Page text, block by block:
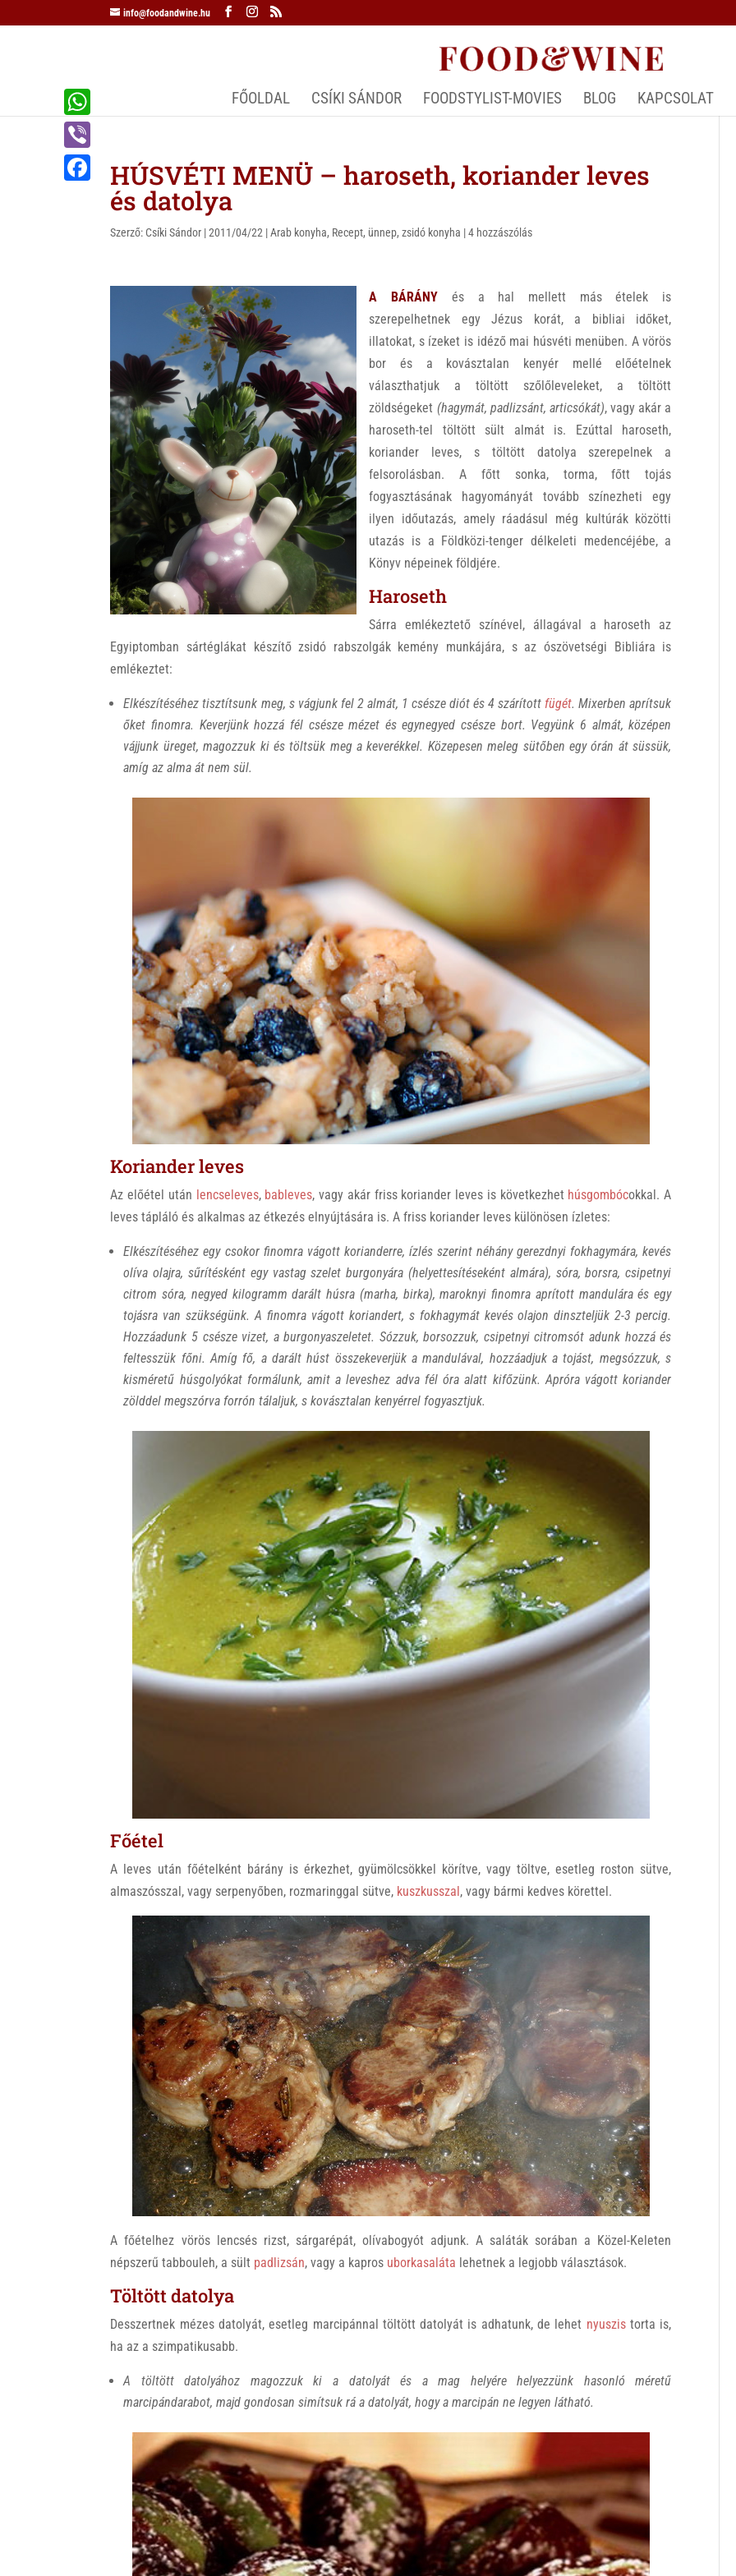
info@foodandwine.hu
FŐOLDAL CSÍKI SÁNDOR FOODSTYLIST-MOVIES BLOG KAPCSOLAT
HÚSVÉTI MENÜ – haroseth, koriander leves
és datolya
Szerző: Csíki Sándor |2011/04/22 |Arab konyha, Recept, ünnep,zsidó konyha |4 hozzászólás
A BÁRÁNY és a hal mellett más ételek is
szerepelhetnek egy Jézus korát, a bibliai időket,
illatokat, s ízeket is idéző mai húsvéti menüben. A vörös
bor és a kovásztalan kenyér mellé előételnek
választhatjuk a töltött szőlőleveleket, a töltött
zöldségeket (hagymát, padlizsánt, articsókát), vagy akár a
haroseth-tel töltött sült almát is. Ezúttal haroseth,
koriander leves, s töltött datolya szerepelnek a
felsorolásban. A főtt sonka, torma, főtt tojás
fogyasztásának hagyományát tovább színezheti egy
ilyen időutazás, amely ráadásul még kultúrák közötti
utazás is a Földközi-tenger délkeleti medencéjébe, a
Könyv népeinek földjére.
Haroseth
Sárra emlékeztető színével, állagával a haroseth az
Egyiptomban sártéglákat készítő zsidó rabszolgák kemény munkájára, s az ószövetségi Bibliára is
emlékeztet:
Elkészítéséhez tisztítsunk meg, s vágjunk fel 2 almát, 1 csésze diót és 4 szárított fügét. Mixerben aprítsuk
őket finomra. Keverjünk hozzá fél csésze mézet és egynegyed csésze bort. Vegyünk 6 almát, középen
vájjunk üreget, magozzuk ki és töltsük meg a keverékkel. Közepesen meleg sütőben egy órán át süssük,
amíg az alma át nem sül.
Koriander leves
Az előétel után lencseleves, bableves, vagy akár friss koriander leves is következhet húsgombócokkal. A
leves tápláló és alkalmas az étkezés elnyújtására is. A friss koriander leves különösen ízletes:
Elkészítéséhez egy csokor finomra vágott korianderre, ízlés szerint néhány gerezdnyi fokhagymára, kevés
olíva olajra, sűrítésként egy vastag szelet burgonyára (helyettesítéseként almára), sóra, borsra, csipetnyi
citrom sóra, negyed kilogramm darált húsra (marha, birka), maroknyi finomra aprított mandulára és egy
tojásra van szükségünk. A finomra vágott koriandert, s fokhagymát kevés olajon dinszteljük 2-3 percig.
Hozzáadunk 5 csésze vizet, a burgonyaszeletet. Sózzuk, borsozzuk, csipetnyi citromsót adunk hozzá és
feltesszük főni. Amíg fő, a darált húst összekeverjük a mandulával, hozzáadjuk a tojást, megsózzuk, s
kisméretű húsgolyókat formálunk, amit a leveshez adva fél óra alatt kifőzünk. Apróra vágott koriander
zölddel megszórva forrón tálaljuk, s kovásztalan kenyérrel fogyasztjuk.
Főétel
A leves után főételként bárány is érkezhet, gyümölcsökkel körítve, vagy töltve, esetleg roston sütve,
almaszósszal, vagy serpenyőben, rozmaringgal sütve, kuszkusszal , vagy bármi kedves körettel.
A főételhez vörös lencsés rizst, sárgarépát, olívabogyót adjunk. A saláták sorában a Közel-Keleten
népszerű tabbouleh, a sült padlizsán, vagy a kapros uborkasaláta lehetnek a legjobb választások.
Töltött datolya
Desszertnek mézes datolyát, esetleg marcipánnal töltött datolyát is adhatunk, de lehet nyuszistorta is,
ha az a szimpatikusabb.
A töltött datolyához magozzuk ki a datolyát és a mag helyére helyezzünk hasonló méretű
marcipándarabot, majd gondosan simítsuk rá a datolyát, hogy a marcipán ne legyen látható.
W
h
a
V